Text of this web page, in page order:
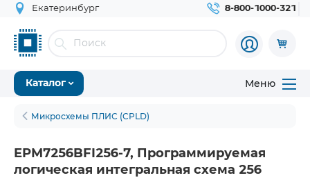
Екатеринбург 8-800-1000-321
Каталог Меню
Микросхемы ПЛИС (CPLD)
EPM7256BFI256-7, Программируемая
логическая интегральная схема 256